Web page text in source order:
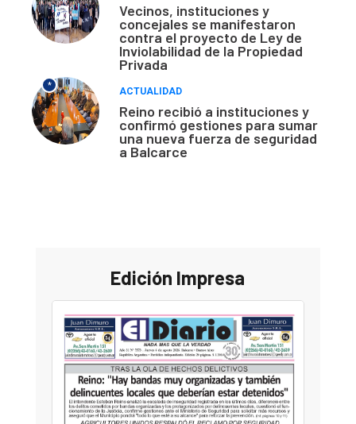
Vecinos, instituciones y
concejales se manifestaron
contra el proyecto de Ley de
Inviolabilidad de la Propiedad
Privada
*
ACTUALIDAD
Reino recibió a instituciones y
confirmó gestiones para sumar
una nueva fuerza de seguridad
a Balcarce
Edición Impresa